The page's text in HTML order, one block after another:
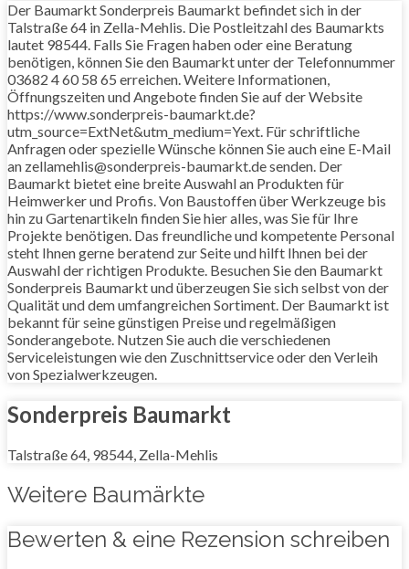
Der Baumarkt Sonderpreis Baumarkt befindet sich in der
Talstraße 64 in Zella-Mehlis. Die Postleitzahl des Baumarkts
lautet 98544. Falls Sie Fragen haben oder eine Beratung
benötigen, können Sie den Baumarkt unter der Telefonnummer
03682 4 60 58 65 erreichen. Weitere Informationen,
Öffnungszeiten und Angebote finden Sie auf der Website
https://www.sonderpreis-baumarkt.de?
utm_source=ExtNet&utm_medium=Yext. Für schriftliche
Anfragen oder spezielle Wünsche können Sie auch eine E-Mail
an zellamehlis@sonderpreis-baumarkt.de senden. Der
Baumarkt bietet eine breite Auswahl an Produkten für
Heimwerker und Profis. Von Baustoffen über Werkzeuge bis
hin zu Gartenartikeln finden Sie hier alles, was Sie für Ihre
Projekte benötigen. Das freundliche und kompetente Personal
steht Ihnen gerne beratend zur Seite und hilft Ihnen bei der
Auswahl der richtigen Produkte. Besuchen Sie den Baumarkt
Sonderpreis Baumarkt und überzeugen Sie sich selbst von der
Qualität und dem umfangreichen Sortiment. Der Baumarkt ist
bekannt für seine günstigen Preise und regelmäßigen
Sonderangebote. Nutzen Sie auch die verschiedenen
Serviceleistungen wie den Zuschnittservice oder den Verleih
von Spezialwerkzeugen.
Sonderpreis Baumarkt
Talstraße 64, 98544, Zella-Mehlis
Weitere Baumärkte
Bewerten & eine Rezension schreiben